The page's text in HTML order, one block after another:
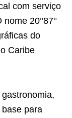
com serviço
20°87°
do
Caribe
para